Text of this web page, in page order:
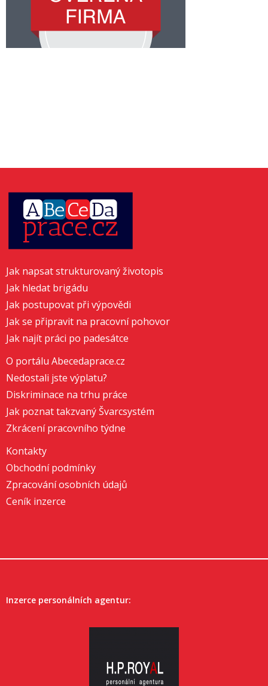
Jak napsat strukturovaný životopis
Jak hledat brigádu
Jak postupovat při výpovědi
Jak se připravit na pracovní pohovor
Jak najít práci po padesátce
O portálu Abecedaprace.cz
Nedostali jste výplatu?
Diskriminace na trhu práce
Jak poznat takzvaný Švarcsystém
Zkrácení pracovního týdne
Kontakty
Obchodní podmínky
Zpracování osobních údajů
Ceník inzerce
Inzerce personálních agentur: